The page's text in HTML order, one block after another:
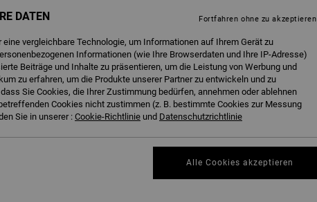
DATEN
vergleichbare Technologie, um Informationen auf Ihrem Gerät zu
Informationen (wie Ihre Browserdaten und Ihre IP-Adresse)
Beiträge und Inhalte zu präsentieren, um die Leistung von Werbung und
zu erfahren, um die Produkte unserer Partner zu entwickeln und zu
Sie Cookies, die Ihrer Zustimmung bedürfen, annehmen oder ablehnen
Cookies nicht zustimmen (z. B. bestimmte Cookies zur Messung
Sie in unserer : Cookie-Richtlinie und Datenschutzrichtlinie
Fortfahren ohne zu akzeptieren
Alle Cookies akzeptieren